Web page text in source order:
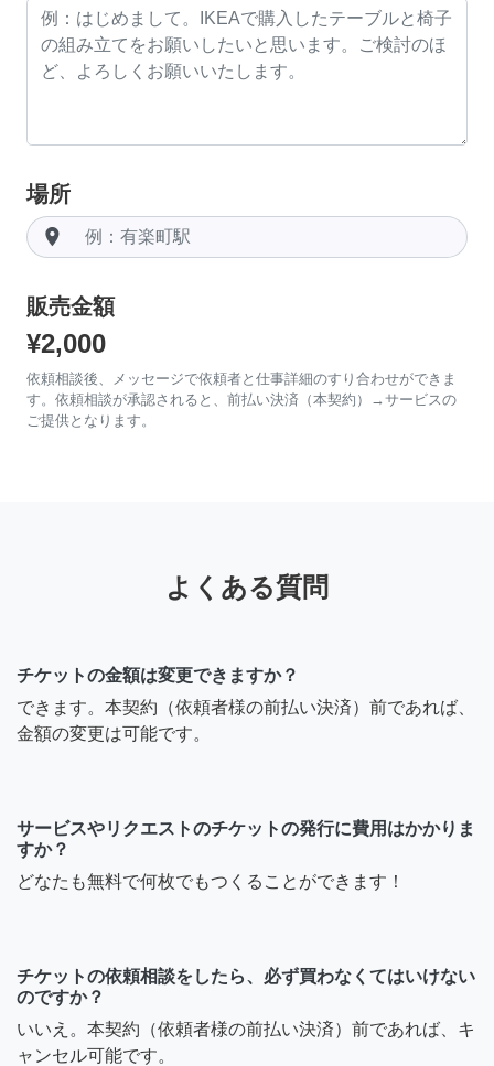
場所
room
販売金額
¥2,000
依頼相談後、メッセージで依頼者と仕事詳細のすり合わせができま
す。依頼相談が承認されると、前払い決済（本契約）→サービスの
ご提供となります。
よくある質問
チケットの金額は変更できますか？
できます。本契約（依頼者様の前払い決済）前であれば、
金額の変更は可能です。
サービスやリクエストのチケットの発行に費用はかかりま
すか？
どなたも無料で何枚でもつくることができます！
チケットの依頼相談をしたら、必ず買わなくてはいけない
のですか？
いいえ。本契約（依頼者様の前払い決済）前であれば、キ
ャンセル可能です。